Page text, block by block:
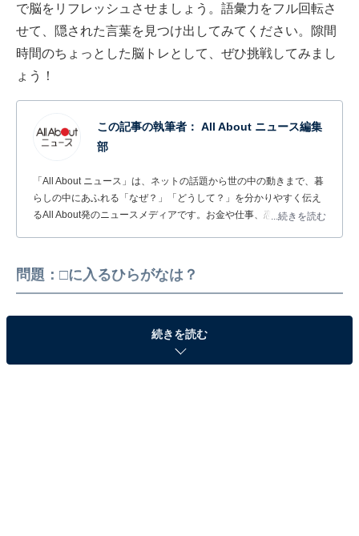
で脳をリフレッシュさせましょう。語彙力をフル回転さ
せて、隠された言葉を見つけ出してみてください。隙間
時間のちょっとした脳トレとして、ぜひ挑戦してみまし
ょう！
この記事の執筆者： All About ニュース編集
部
「All About ニュース」は、ネットの話題から世の中の動きまで、暮
らしの中にあふれる「なぜ？」「どうして？」を分かりやすく伝え
るAll About発のニュースメディアです。お金や仕事、恋愛、ITに関
...続きを読む
問題：□に入るひらがなは？
続きを読む